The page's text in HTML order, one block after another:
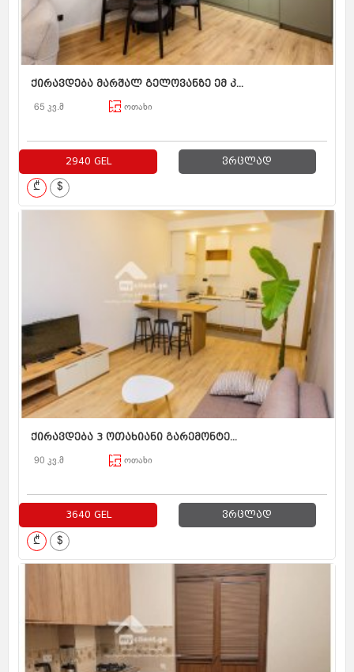
ქირავდება მარშალ გელოვანზე ემ კ...
65 კვ.მ ოთახი
2940 GEL ვრცლად
₾ $
ქირავდება 3 ოთახიანი გარემონტე...
90 კვ.მ ოთახი
3640 GEL ვრცლად
₾ $